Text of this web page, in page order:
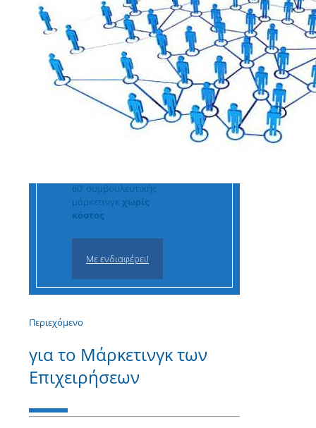
60' συμβουλευτικής
μάρκετινγκ χωρίς
κόστος
Με ενδιαφέρει!
Περιεχόμενο
για το Μάρκετινγκ των
Επιχειρήσεων